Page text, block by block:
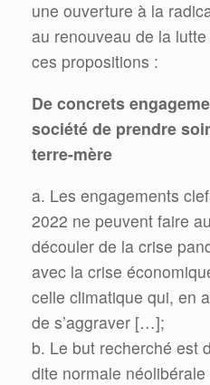
une ouverture à la
au renouveau de la
ces propositions :
De concrets
société de prendre
terre-mère
a. Les engagements
2022 ne peuvent faire
découler de la crise
avec la crise
celle climatique qui, en
de s’aggraver […];
b. Le but recherché est
dite normale néolibérale